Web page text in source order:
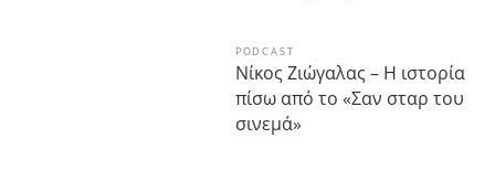
PODCAST
Νίκος Ζιώγαλας – Η ιστορία
πίσω από το «Σαν σταρ του
σινεμά»